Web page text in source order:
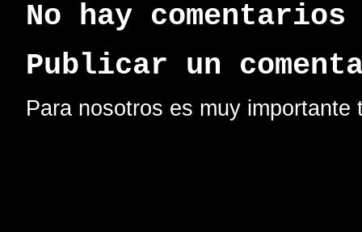
No hay
Publicar un
Para nosotros es muy